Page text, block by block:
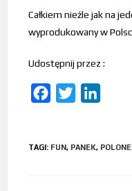
Całkiem nieźle jak na
wyprodukowany w
Udostępnij przez :
e
t
k
TAGI: FUN, PANEK,